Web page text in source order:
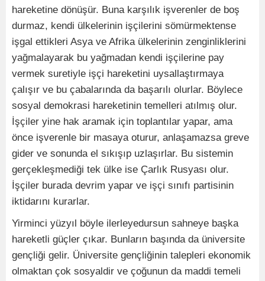
hareketine dönüşür. Buna karşılık işverenler de boş
durmaz, kendi ülkelerinin işçilerini sömürmektense
işgal ettikleri Asya ve Afrika ülkelerinin zenginliklerini
yağmalayarak bu yağmadan kendi işçilerine pay
vermek suretiyle işçi hareketini uysallaştırmaya
çalışır ve bu çabalarında da başarılı olurlar. Böylece
sosyal demokrasi hareketinin temelleri atılmış olur.
İşçiler yine hak aramak için toplantılar yapar, ama
önce işverenle bir masaya oturur, anlaşamazsa greve
gider ve sonunda el sıkışıp uzlaşırlar. Bu sistemin
gerçekleşmediği tek ülke ise Çarlık Rusyası olur.
İşçiler burada devrim yapar ve işçi sınıfı partisinin
iktidarını kurarlar.
Yirminci yüzyıl böyle ilerleyedursun sahneye başka
hareketli güçler çıkar. Bunların başında da üniversite
gençliği gelir. Üniversite gençliğinin talepleri ekonomik
olmaktan çok sosyaldir ve çoğunun da maddi temeli